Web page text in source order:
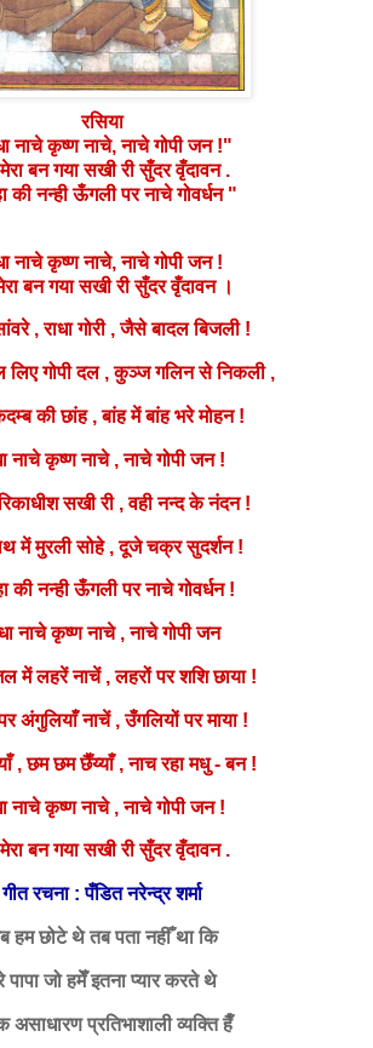
रसिया
नाचे कृष्ण नाचे, नाचे गोपी जन !"
बन गया सखी री सुँदर वृँदावन .
की नन्ही ऊँगली पर नाचे गोवर्धन "
नाचे कृष्ण नाचे, नाचे गोपी जन !
बन गया सखी री सुँदर वृँदावन ।
, राधा गोरी , जैसे बादल बिजली !
लिए गोपी दल , कुञ्ज गलिन से निकली ,
की छांह , बांह में बांह भरे मोहन !
नाचे कृष्ण नाचे , नाचे गोपी जन !
सखी री , वही नन्द के नंदन !
में मुरली सोहे , दूजे चक्र सुदर्शन !
की नन्ही ऊँगली पर नाचे गोवर्धन !
नाचे कृष्ण नाचे , नाचे गोपी जन
में लहरें नाचें , लहरों पर शशि छाया !
अंगुलियाँ नाचें , उँगलियों पर माया !
, छम छम छैँय्याँ , नाच रहा मधु - बन !
नाचे कृष्ण नाचे , नाचे गोपी जन !
बन गया सखी री सुँदर वृँदावन .
गीत रचना :पँडित नरेन्द्र शर्मा
हम छोटे थे तब पता नहीँ था कि
पापा जो हमेँ इतना प्यार करते थे
असाधारण प्रतिभाशाली व्यक्ति हैँ